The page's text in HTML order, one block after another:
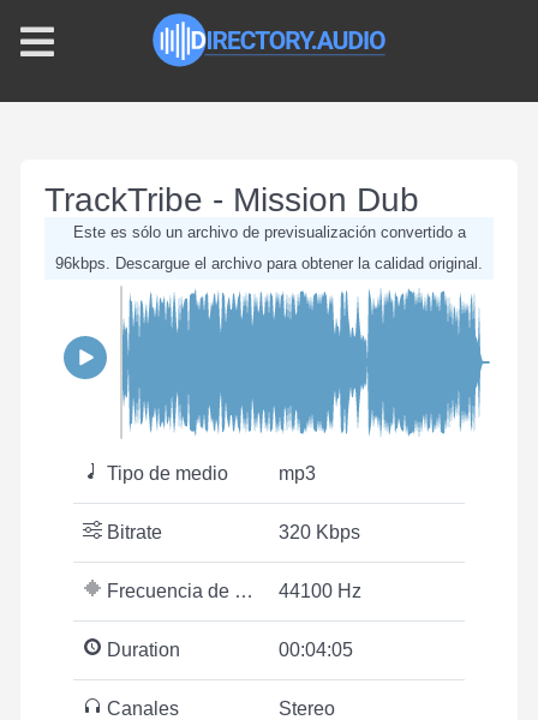
TrackTribe - Mission Dub
Este es sólo un archivo de previsualización convertido a
96kbps. Descargue el archivo para obtener la calidad original.
Tipo de medio mp3
Bitrate 320 Kbps
Frecuencia de muestreo 44100 Hz
Duration 00:04:05
Canales Stereo